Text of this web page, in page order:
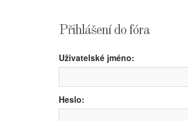
Přihlášení do fóra
Uživatelské jméno:
Heslo: